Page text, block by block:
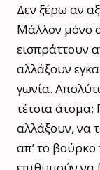
Δεν ξέρω αν
Μάλλον μόνο
εισπράττουν
αλλάξουν
γωνία.
τέτοια
αλλάξουν, να
απ’ το βούρκο